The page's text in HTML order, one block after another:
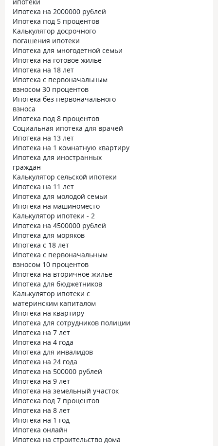
Ипотека на 2000000 рублей
Ипотека под 5 процентов
Калькулятор досрочного
погашения ипотеки
Ипотека для многодетной семьи
Ипотека на готовое жилье
Ипотека на 18 лет
Ипотека с первоначальным
взносом 30 процентов
Ипотека без первоначального
взноса
Ипотека под 8 процентов
Социальная ипотека для врачей
Ипотека на 13 лет
Ипотека на 1 комнатную квартиру
Ипотека для иностранных
граждан
Калькулятор сельской ипотеки
Ипотека на 11 лет
Ипотека для молодой семьи
Ипотека на машиноместо
Калькулятор ипотеки - 2
Ипотека на 4500000 рублей
Ипотека для моряков
Ипотека с 18 лет
Ипотека с первоначальным
взносом 10 процентов
Ипотека на вторичное жилье
Ипотека для бюджетников
Калькулятор ипотеки с
материнским капиталом
Ипотека на квартиру
Ипотека для сотрудников полиции
Ипотека на 7 лет
Ипотека на 4 года
Ипотека для инвалидов
Ипотека на 24 года
Ипотека на 500000 рублей
Ипотека на 9 лет
Ипотека на земельный участок
Ипотека под 7 процентов
Ипотека на 8 лет
Ипотека на 1 год
Ипотека онлайн
Ипотека на строительство дома